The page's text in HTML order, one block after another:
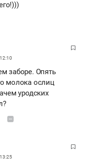
заборе. Опять
молока ослиц
уродских